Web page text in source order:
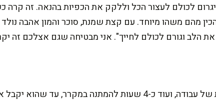
לכולם לעצור הכל וללקק את הכפיות בהנאה. זה קרה
מהם משהו מיוחד. עם קצת שמנת, סוכר והמון אהבה
הלב וגורם לכולם לחייך". אני מבטיחה שגם אצלכם זה
כדי להכין את קרם התותים הזה לא תצטרכו יותר מ-15 דקות של עבודה, ועוד כ-4 שעות להמתנה במקרר, עד שהוא